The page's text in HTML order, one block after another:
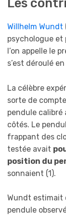
Willhelm Wundt
psychologue et
l’on appelle le
s’est déroulé
La célèbre
sorte de
pendule calibré
côtés. Le
frappant des
testée avait
position du
sonnaient (1).
Wundt estimait
pendule